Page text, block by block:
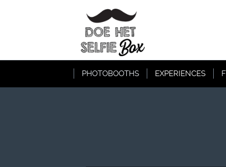
PHOTOBOOTHS EXPERIENCES